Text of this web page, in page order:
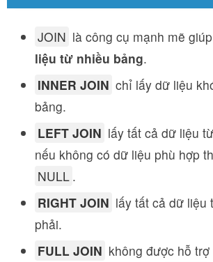
JOIN là công cụ mạnh mẽ giúp
liệu từ nhiều bảng.
INNER JOIN chỉ lấy dữ liệu
bảng.
LEFT JOIN lấy tất cả dữ liệu
nếu không có dữ liệu phù hợp
NULL .
RIGHT JOIN lấy tất cả dữ liệu
phải.
FULL JOIN không được hỗ